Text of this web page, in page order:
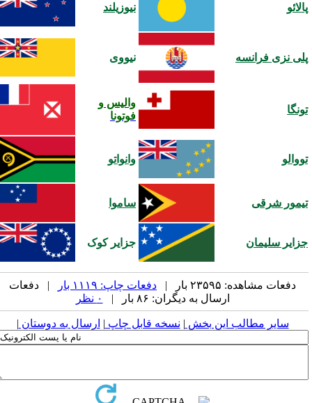
نیوزیلند
نزی فرانسه نیووی
والیس و
فوتونا
وانواتو
شرقی ساموا
سلیمان جزایر کوک
دفعات مشاهده: ۲۳۵۹۵ بار | دفعات چاپ: ۱۱۱۹ بار
| دفعات
ارسال به دیگران: ۸۶ بار |
سایر مطالب این بخش | نسخه قابل چاپ| ارسال به دوستان|